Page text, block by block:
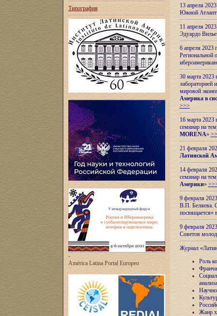
Типография
-
América Latina Portal Europeo
13 апреля
Южной
11 апреля
Эдуардо
6 апреля
Региональной
30 марта 2023
лабораторией
мировой
Америка в
>>>
16 марта 2023
семинар на
MORENA»
21 февраля
Латинской
14 февраля
семинар на
Америки»
9 февраля
В.П. Беляева.
посвящается»
9 февраля
Советов
Журнал
Роль
анализа
Жанр